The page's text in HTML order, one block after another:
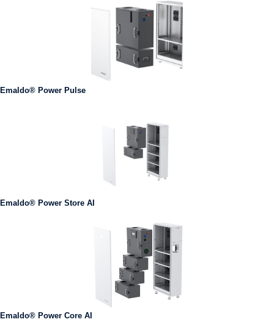
Emaldo® Power Pulse
Emaldo® Power Store AI
Emaldo® Power Core AI